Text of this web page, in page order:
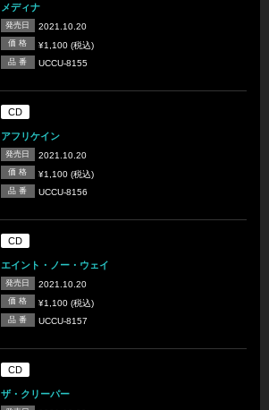
メディナ
発売日 2021.10.20
価 格 ¥1,100 (税込)
品 番 UCCU-8155
CD
アフリケイン
発売日 2021.10.20
価 格 ¥1,100 (税込)
品 番 UCCU-8156
CD
エイント・ノー・ウェイ
発売日 2021.10.20
価 格 ¥1,100 (税込)
品 番 UCCU-8157
CD
ザ・クリーパー